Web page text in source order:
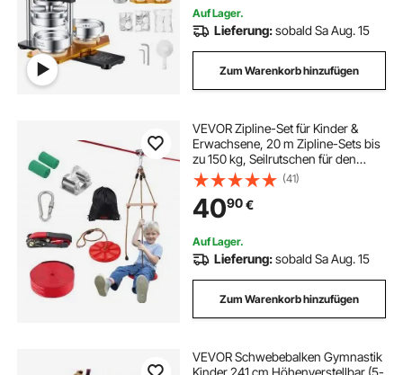
Auf Lager.
Lieferung:sobald Sa Aug. 15
Zum Warenkorb hinzufügen
VEVOR Zipline-Set für Kinder &
Erwachsene, 20 m Zipline-Sets bis
zu 150 kg, Seilrutschen für den
Außenbereich im Hinterhof,
Spielplatzunterhaltung mit Zipline,
Nylon-Sicherheitsgurt &
Zubehörsatz
(41)
4090€
Auf Lager.
Lieferung:sobald Sa Aug. 15
Zum Warenkorb hinzufügen
VEVOR Schwebebalken Gymnastik
Kinder 241 cm Höhenverstellbar (5-